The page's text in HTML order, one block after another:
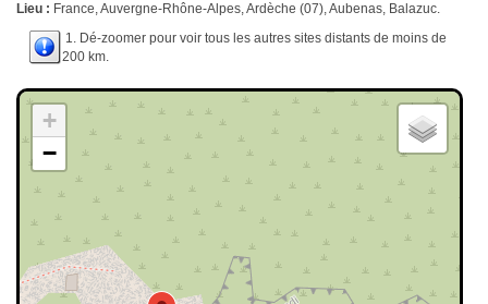
Lieu : France, Auvergne-Rhône-Alpes, Ardèche (07), Aubenas, Balazuc.
1. Dé-zoomer pour voir tous les autres sites distants de moins de
200 km.
+
−